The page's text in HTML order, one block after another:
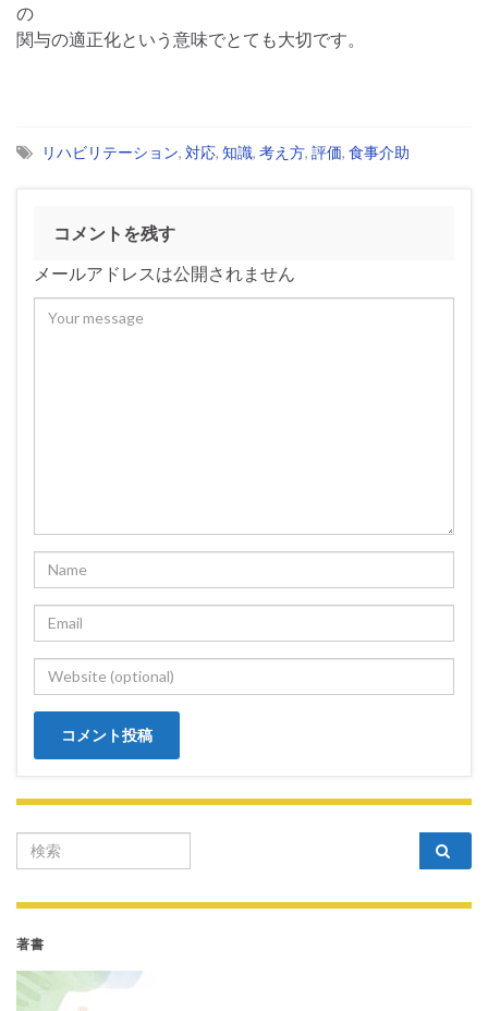
の
関与の適正化という意味でとても大切です。
リハビリテーション, 対応, 知識, 考え方, 評価, 食事介助
コメントを残す
メールアドレスは公開されません
Search for:
著書